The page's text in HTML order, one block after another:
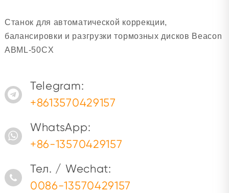
Станок для автоматической коррекции,
балансировки и разгрузки тормозных дисков Beacon
ABML-50CX
Telegram:
+8613570429157
WhatsApp:
+86-13570429157
Тел. / Wechat:
0086-13570429157